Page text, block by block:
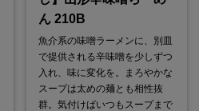
ん 210B
魚介系の味噌ラーメンに、別皿
で提供される辛味噌を少しずつ
入れ、味に変化を。まろやかな
スープは太めの麺とも相性抜
群。気付けばいつもスープまで